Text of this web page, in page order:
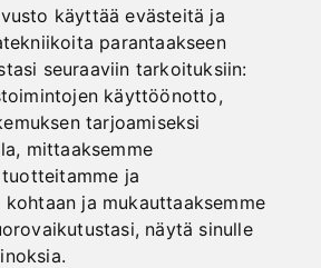
käyttää evästeitä ja
parantaakseen
seuraaviin tarkoituksiin:
käyttöönotto,
tarjoamiseksi
, mittaaksemme
ja
kohtaan ja mukauttaaksemme
, näytä sinulle
.